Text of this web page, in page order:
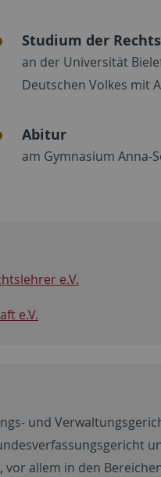
Studium der
an der Universität
Deutschen Volkes mit
Abitur
am Gymnasium Anna-
e.V.
e.V.
und
allem in den